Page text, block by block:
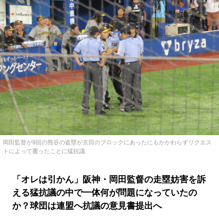
岡田監督が9回の熊谷の盗塁が京田のブロックにあったにもかかわらずリクエス
トによって覆ったことに猛抗議
「オレは引かん」阪神・岡田監督の走塁妨害を訴
える猛抗議の中で一体何が問題になっていたの
か？球団は連盟へ抗議の意見書提出へ